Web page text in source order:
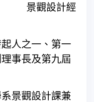
景觀設計經
人之一、第一
事長及第九屆
景觀設計課兼